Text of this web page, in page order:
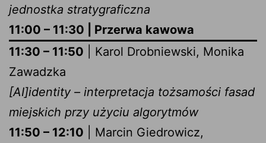
jednostka stratygraficzna
11:00 – 11:30 | Przerwa kawowa
11:30 – 11:50 | Karol Drobniewski, Monika
Zawadzka
[AI]identity – interpretacja tożsamości fasad
miejskich przy użyciu algorytmów
11:50 – 12:10 | Marcin Giedrowicz,